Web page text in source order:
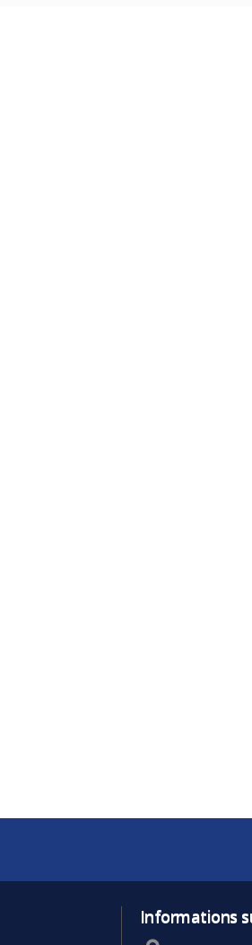
Informations